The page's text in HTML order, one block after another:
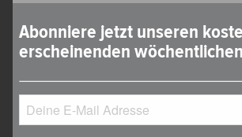
Abonniere jetzt unseren
erscheinenden